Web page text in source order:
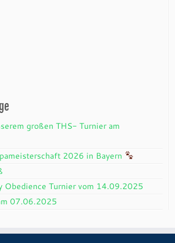
großen THS- Turnier am
2026 in Bayern
Obedience Turnier vom 14.09.2025
07.06.2025